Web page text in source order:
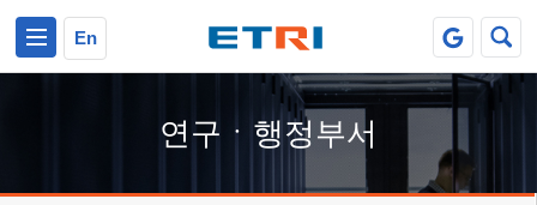
En
연구ㆍ행정부서